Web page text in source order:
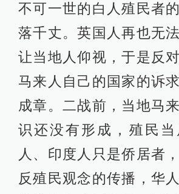
不可一世的白人殖民者
落千丈。英国人再也无
让当地人仰视，于是反
马来人自己的国家的诉
成章。二战前，当地马
识还没有形成，殖民当
人、印度人只是侨居者
反殖民观念的传播，华